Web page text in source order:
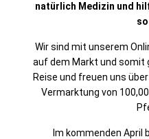
natürlich Medizin und
Wir sind mit unserem
auf dem Markt und somit
Reise und freuen uns
Vermarktung von
Im kommenden April